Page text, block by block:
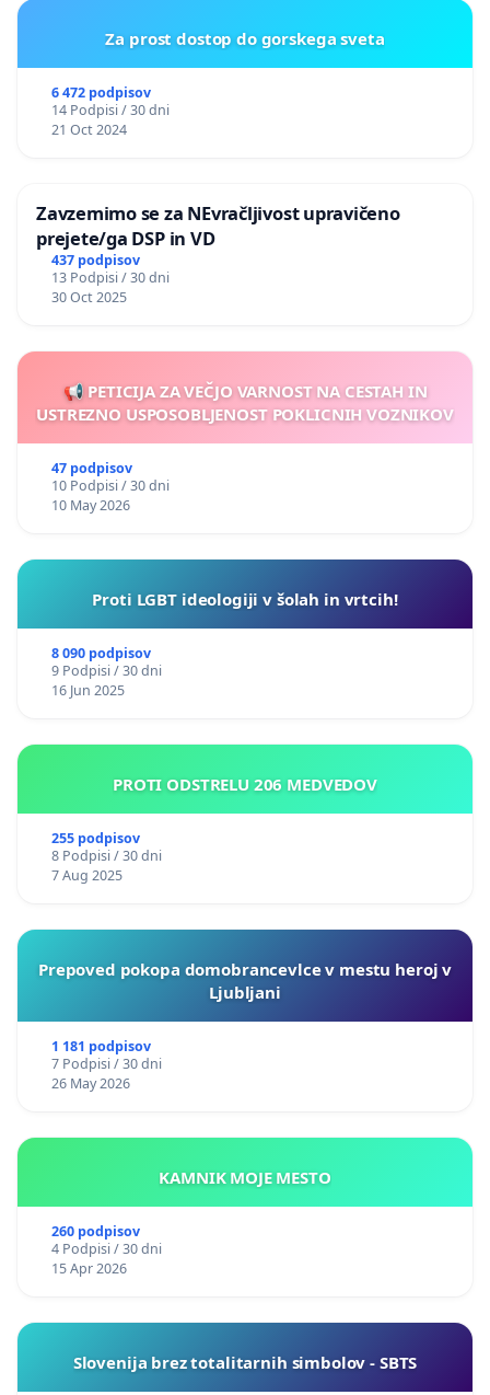
Za prost dostop do gorskega sveta
6 472 podpisov
14 Podpisi / 30 dni
21 Oct 2024
Zavzemimo se za NEvračljivost upravičeno
prejete/ga DSP in VD
437 podpisov
13 Podpisi / 30 dni
30 Oct 2025
📢 PETICIJA ZA VEČJO VARNOST NA CESTAH IN
USTREZNO USPOSOBLJENOST POKLICNIH VOZNIKOV
47 podpisov
10 Podpisi / 30 dni
10 May 2026
Proti LGBT ideologiji v šolah in vrtcih!
8 090 podpisov
9 Podpisi / 30 dni
16 Jun 2025
PROTI ODSTRELU 206 MEDVEDOV
255 podpisov
8 Podpisi / 30 dni
7 Aug 2025
Prepoved pokopa domobrancevlce v mestu heroj v
Ljubljani
1 181 podpisov
7 Podpisi / 30 dni
26 May 2026
KAMNIK MOJE MESTO
260 podpisov
4 Podpisi / 30 dni
15 Apr 2026
Slovenija brez totalitarnih simbolov - SBTS